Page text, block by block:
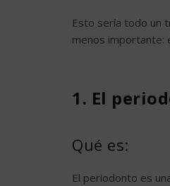
Esto sería todo un
menos importante:
1. El
Qué es:
El periodonto es